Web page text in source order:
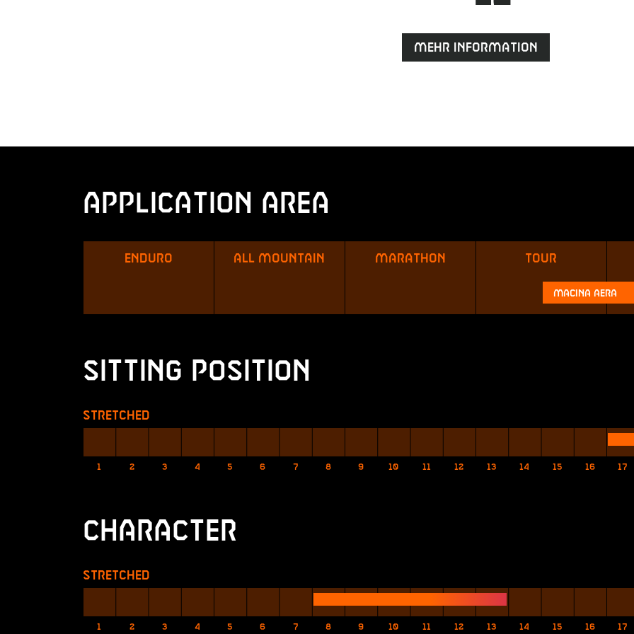
Mehr Information
Application Area
Enduro All Mountain Marathon Tour
Macina Aera
Sitting Position
Stretched
1 2 3 4 5 6 7 8 9 10 11 12 13 14 15 16 17
Character
Stretched
1 2 3 4 5 6 7 8 9 10 11 12 13 14 15 16 17